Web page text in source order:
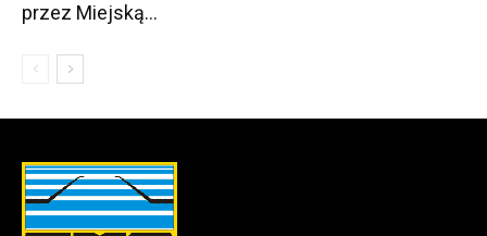
przez Miejską...